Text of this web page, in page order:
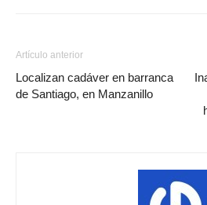
Artículo anterior
Localizan cadáver en barranca
de Santiago, en Manzanillo